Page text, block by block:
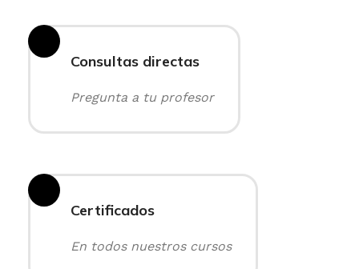
Consultas directas
Pregunta a tu profesor
Certificados
En todos nuestros cursos